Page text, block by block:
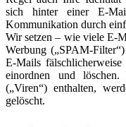
sich hinter einer E-
Kommunikation durch
Wir setzen – wie viele E-
Werbung („SPAM-
E-Mails
einordnen und löschen.
(„Viren“) enthalten,
gelöscht.